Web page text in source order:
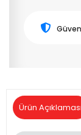
Ürün Açıklaması